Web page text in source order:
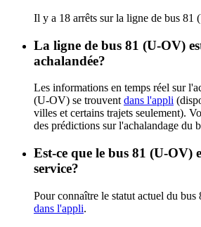
Il y a 18 arrêts sur la ligne de bus 81
La ligne de bus 81 (U-OV)
achalandée?
Les informations en temps réel sur
(U-OV) se trouvent dans l'appli
villes et certains trajets seulement).
des prédictions sur l'achalandage du
Est-ce que le bus 81 (U-OV)
service?
Pour connaître le statut actuel du
dans l'appli.